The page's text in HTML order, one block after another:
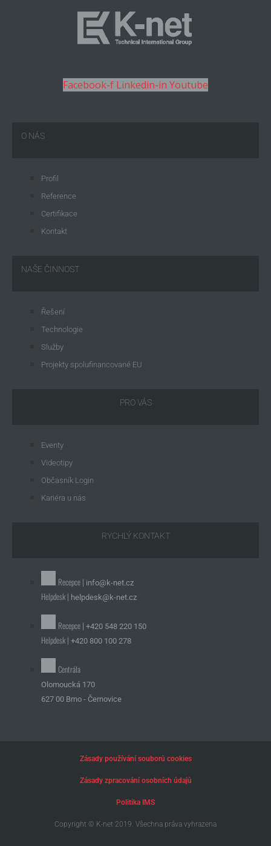
Facebook-f Linkedin-in Youtube
O NÁS
Profil
Reference
Certifikace
Kontakt
NAŠE ČINNOST
Řešení
Technologie
Služby
Projekty spolufinancované EU
PRO VÁS
Eventy
Videotipy
Občasník Login
Kariéra u nás
RYCHLÝ KONTAKT
Recepce | info@k-net.cz
Helpdesk | helpdesk@k-net.cz
Recepce | +420 548 220 150
Helpdesk | +420 800 100 278
Centrála
Olomoucká 170
627 00 Brno - Černovice
Zásady používání souborů cookies
Zásady zpracování osobních údajů
Politika IMS
Copyright © K-net 2019. Všechna práva vyhrazena